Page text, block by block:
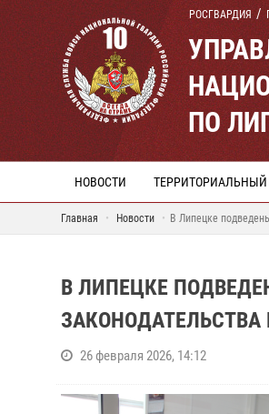
РОСГВАРДИЯ
ПО
НОВОСТИ ТЕРРИТОРИАЛЬНЫЙ
Главная Новости В Липецке
В ЛИПЕЦКЕ
26 февраля 2026, 14:12